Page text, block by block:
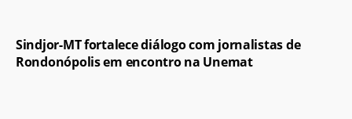
Sindjor-MT fortalece diálogo com jornalistas de
Rondonópolis em encontro na Unemat